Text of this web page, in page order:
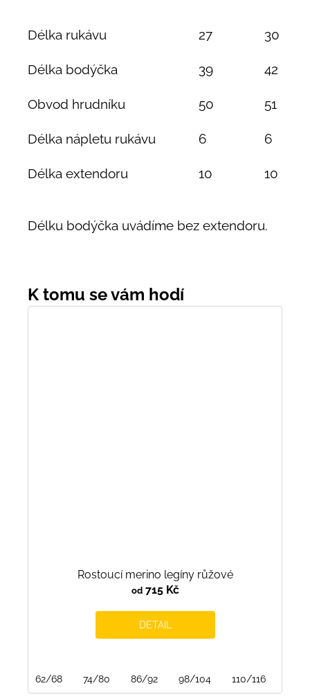
Délka rukávu 27 30
Délka bodýčka 39 42
Obvod hrudníku 50 51
Délka nápletu rukávu 6 6
Délka extendoru 10 10
Délku bodýčka uvádíme bez extendoru.
Rostoucí merino legíny růžové
od715 Kč
DETAIL
62/68 74/80 86/92 98/104 110/116